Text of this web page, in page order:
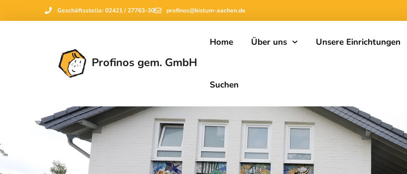
Geschäftsstelle: 02421 / 27763-30 profinos@bistum-aachen.de
Profinos gem. GmbH
Home Über uns Unsere Einrichtungen
Suchen